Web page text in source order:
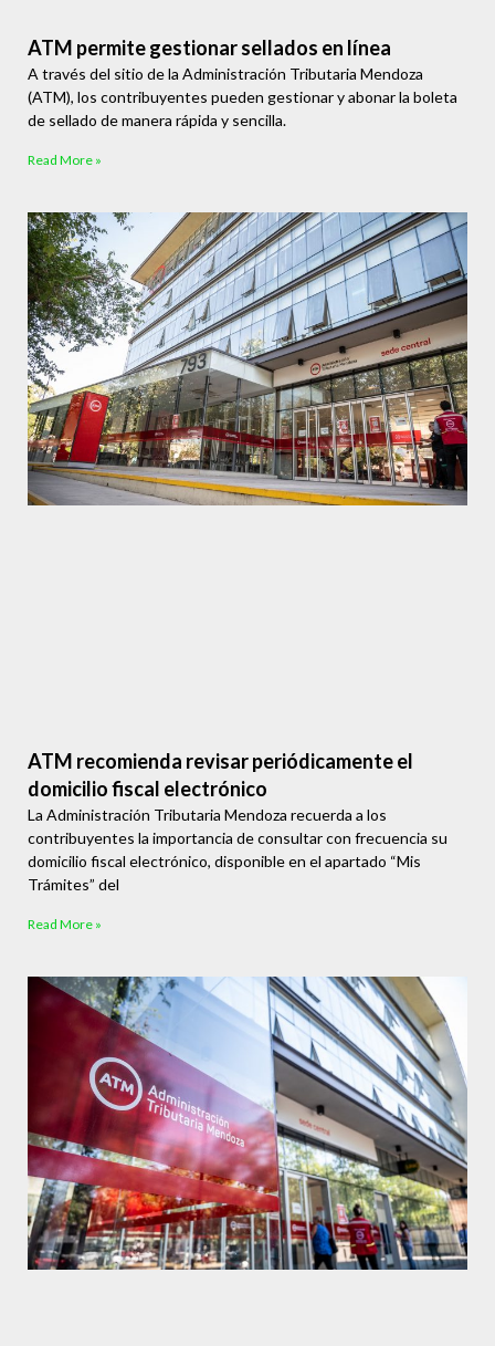
ATM permite gestionar sellados en línea
A través del sitio de la Administración Tributaria Mendoza
(ATM), los contribuyentes pueden gestionar y abonar la boleta
de sellado de manera rápida y sencilla.
Read More »
ATM recomienda revisar periódicamente el
domicilio fiscal electrónico
La Administración Tributaria Mendoza recuerda a los
contribuyentes la importancia de consultar con frecuencia su
domicilio fiscal electrónico, disponible en el apartado “Mis
Trámites” del
Read More »